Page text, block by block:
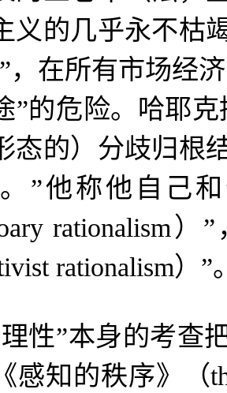
义的几乎永不枯
”，在所有市场经
”的危险。哈耶
态的）分歧归
”他称他自己
rationalism ） ”
rationalism） ”
理性”本身的考查
感知的秩序》（